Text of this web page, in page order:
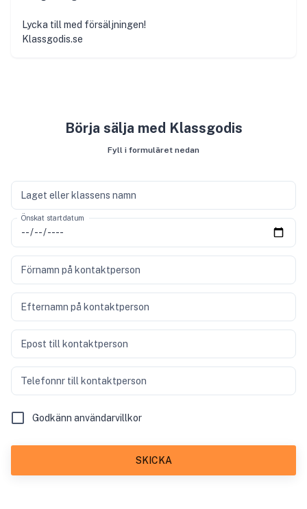
Lycka till med försäljningen!
Klassgodis.se
Börja sälja med Klassgodis
Fyll i formuläret nedan
Laget eller klassens namn
Önskat startdatum
Förnamn på kontaktperson
Efternamn på kontaktperson
Epost till kontaktperson
Telefonnr till kontaktperson
Godkänn användarvillkor
SKICKA